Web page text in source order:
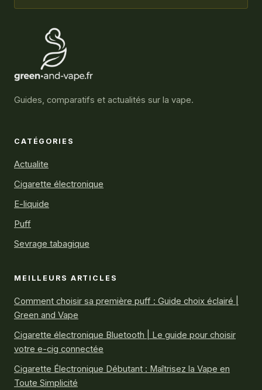
Guides, comparatifs et actualités sur la vape.
CATÉGORIES
Actualite
Cigarette électronique
E-liquide
Puff
Sevrage tabagique
MEILLEURS ARTICLES
Comment choisir sa première puff : Guide choix éclairé |
Green and Vape
Cigarette électronique Bluetooth | Le guide pour choisir
votre e-cig connectée
Cigarette Électronique Débutant : Maîtrisez la Vape en
Toute Simplicité